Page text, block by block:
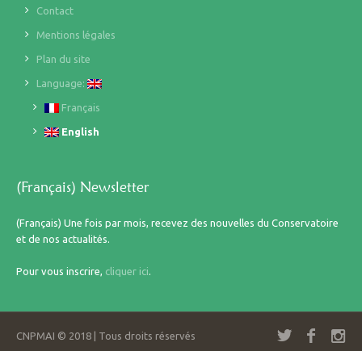
Contact
Mentions légales
Plan du site
Language:
Français
English
(Français) Newsletter
(Français) Une fois par mois, recevez des nouvelles du Conservatoire
et de nos actualités.
Pour vous inscrire, cliquer ici
CNPMAI © 2018 | Tous droits réservés